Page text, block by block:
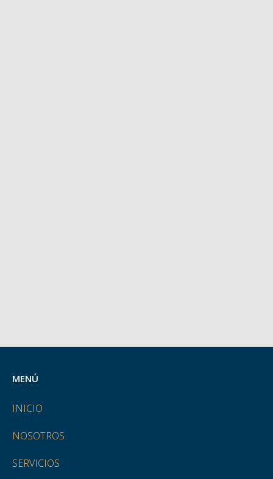
MENÚ
INICIO
NOSOTROS
SERVICIOS